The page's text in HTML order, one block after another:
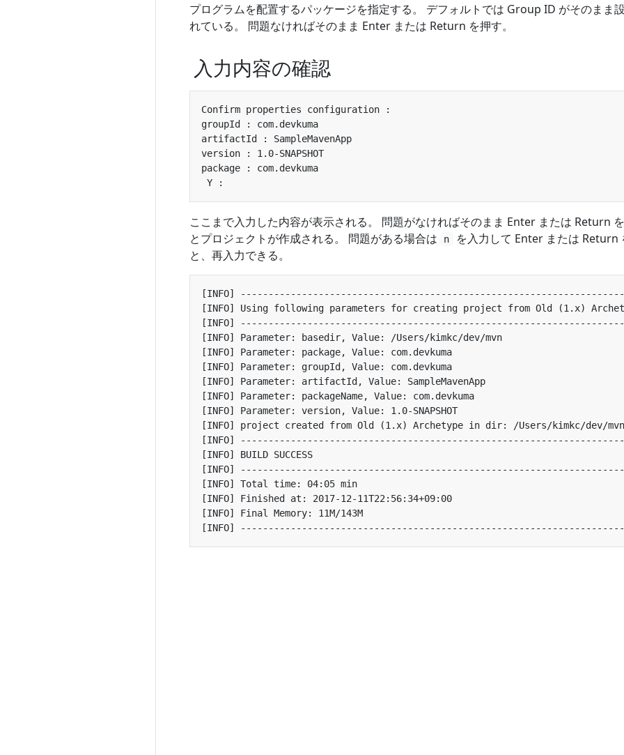
プログラムを配置するパッケージを指定する。 デフォルトでは Group ID がそのまま
れている。 問題なければそのまま Enter または Return を押す。
入力内容の確認
ここまで入力した内容が表示される。 問題がなければそのまま Enter または Return
とプロジェクトが作成される。 問題がある場合は
n
を入力して Enter または Return
と、再入力できる。